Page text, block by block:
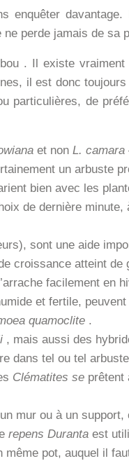
enquêter davantage.
perde jamais de sa
. Il existe vraiment
il est donc
particulières, de
et non L. camara
un arbuste
bien avec les
de dernière
sont une aide
croissance atteint
facilement en
et fertile,
quamoclite .
, mais aussi des
dans tel ou tel
Clématites se prêtent
mur ou à un support,
repens Duranta est
même pot, auquel il